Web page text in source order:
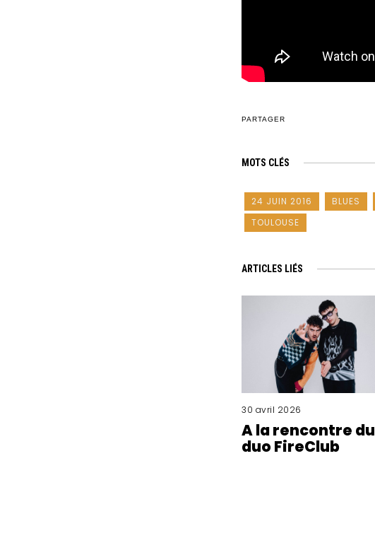
PARTAGER
MOTS CLÉS
24 JUIN 2016 BLUES
TOULOUSE
ARTICLES LIÉS
30 avril 2026
A la rencontre du
duo FireClub